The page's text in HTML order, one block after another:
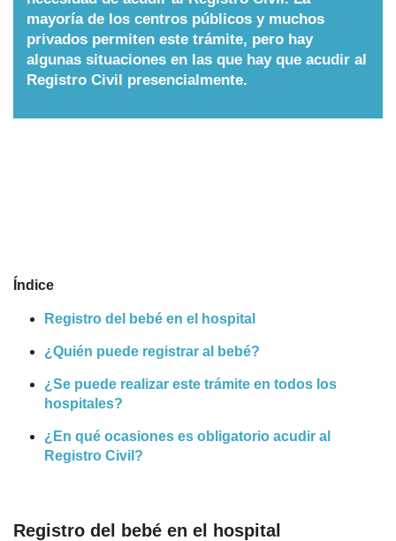
Nombres
Cuentos
mayoría de los centros públicos y muchos
privados permiten este trámite, pero hay
algunas situaciones en las que hay que acudir al
Registro Civil presencialmente.
Índice
Registro del bebé en el hospital
¿Quién puede registrar al bebé?
¿Se puede realizar este trámite en todos los
hospitales?
¿En qué ocasiones es obligatorio acudir al
Registro Civil?
Registro del bebé en el hospital